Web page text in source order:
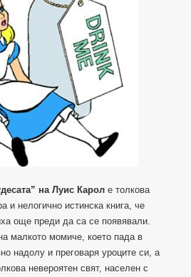
на Луис Карол е толкова
и нелогично истинска книга, че
още преди да са се появявали.
малкото момиче, което пада в
надолу и преговаря уроците си, а
невероятен свят, населен с